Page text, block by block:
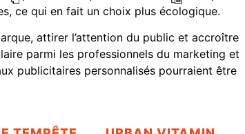
ce qui en fait un choix plus écologique.
attirer l’attention du public et accroître
parmi les professionnels du marketing et
publicitaires personnalisés pourraient être